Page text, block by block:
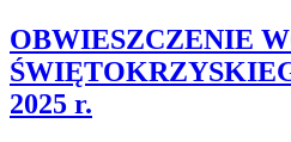
OBWIESZCZENIE
2025 r.